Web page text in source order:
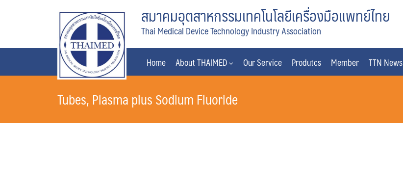
สมาคมอุตสาหกรรมเทคโนโลยีเครื่องมือแพทย์ไทย
Thai Medical Device Technology Industry Association
Home About THAIMED Our Service Produtcs Member TTN News
Tubes, Plasma plus Sodium Fluoride